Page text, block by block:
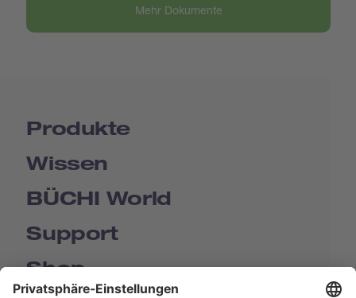
Mehr Dokumente
Produkte
Wissen
BÜCHI World
Support
Shop